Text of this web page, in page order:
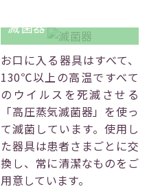
滅菌器
お口に入る器具はすべて、
130℃以上の高温ですべて
のウイルスを死滅させる
「高圧蒸気滅菌器」を使っ
て滅菌しています。使用し
た器具は患者さまごとに交
換し、常に清潔なものをご
用意しています。